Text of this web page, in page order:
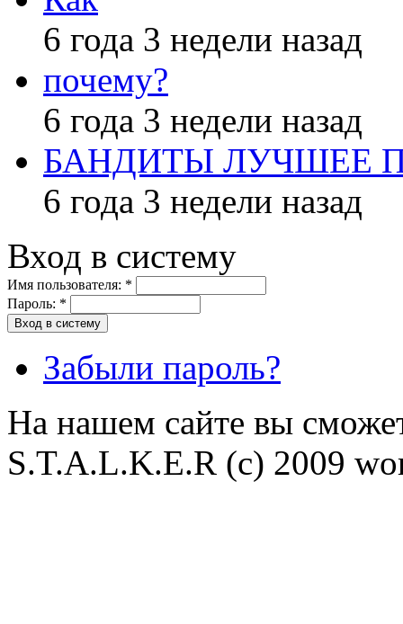
6 года 3 недели назад
почему?
6 года 3 недели назад
БАНДИТЫ ЛУЧШЕЕ
6 года 3 недели назад
Вход в систему
Имя пользователя: *
Пароль: *
Забыли пароль?
На нашем сайте вы
S.T.A.L.K.E.R (с) 2009